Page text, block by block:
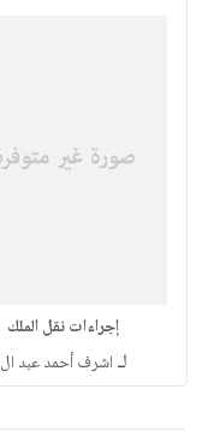
إجراءات نقل الملك
لـ اشرف أحمد عبد ال